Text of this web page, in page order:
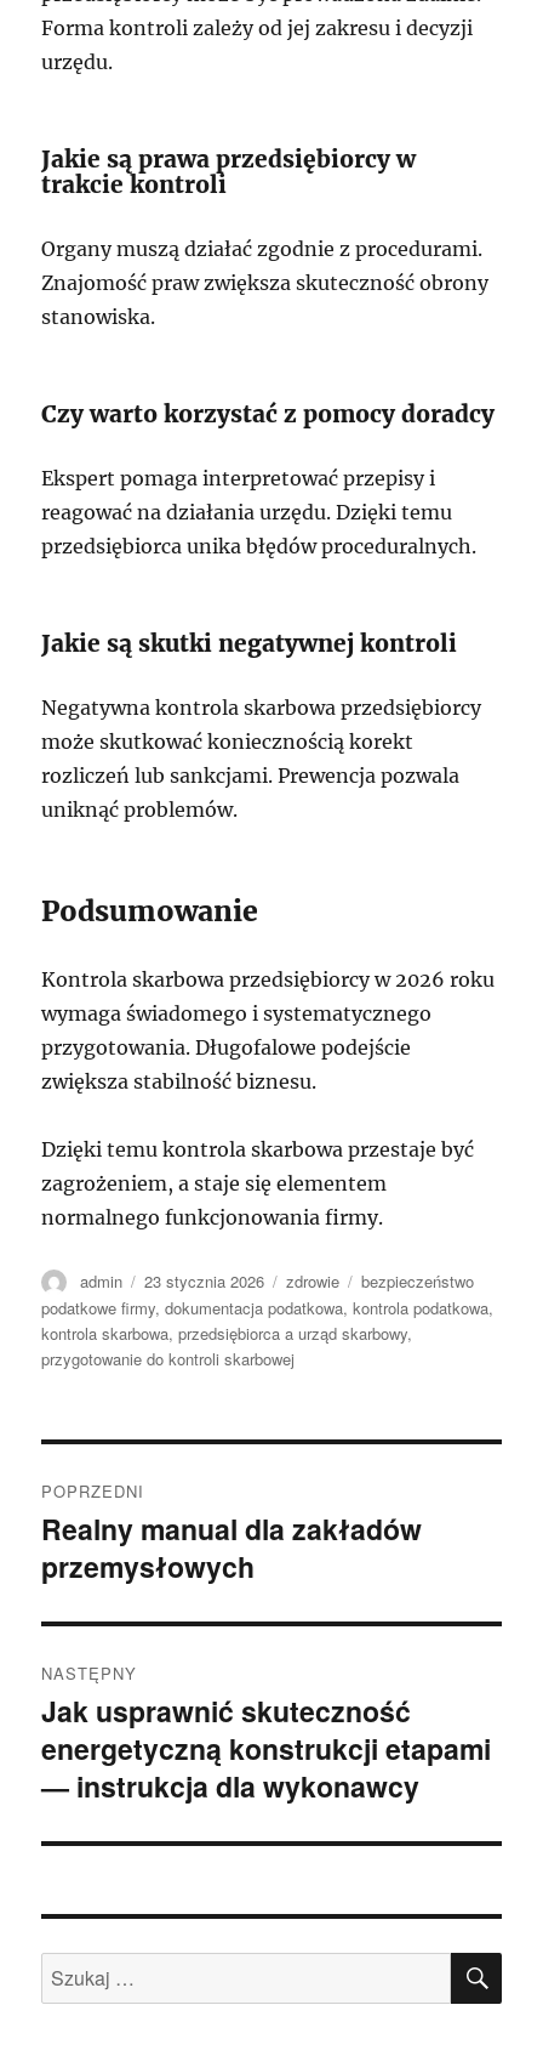
Forma kontroli zależy od jej zakresu i decyzji
urzędu.
Jakie są prawa przedsiębiorcy w
trakcie kontroli
Organy muszą działać zgodnie z procedurami.
Znajomość praw zwiększa skuteczność obrony
stanowiska.
Czy warto korzystać z pomocy doradcy
Ekspert pomaga interpretować przepisy i
reagować na działania urzędu. Dzięki temu
przedsiębiorca unika błędów proceduralnych.
Jakie są skutki negatywnej kontroli
Negatywna kontrola skarbowa przedsiębiorcy
może skutkować koniecznością korekt
rozliczeń lub sankcjami. Prewencja pozwala
uniknąć problemów.
Podsumowanie
Kontrola skarbowa przedsiębiorcy w 2026 roku
wymaga świadomego i systematycznego
przygotowania. Długofalowe podejście
zwiększa stabilność biznesu.
Dzięki temu kontrola skarbowa przestaje być
zagrożeniem, a staje się elementem
normalnego funkcjonowania firmy.
Autor
admin
Data
publikacji
23 stycznia 2026 Kategorie
zdrowie Tagi
bezpieczeństwo
podatkowe firmy,dokumentacja podatkowa,kontrola podatkowa,
kontrola skarbowa,przedsiębiorca a urząd skarbowy,
przygotowanie do kontroli skarbowej
wpisu
POPRZEDNI
Poprzedni
wpis:
Realny manual dla zakładów
przemysłowych
NASTĘPNY
Następny
wpis:
Jak usprawnić skuteczność
energetyczną konstrukcji etapami
— instrukcja dla wykonawcy
Szukaj: